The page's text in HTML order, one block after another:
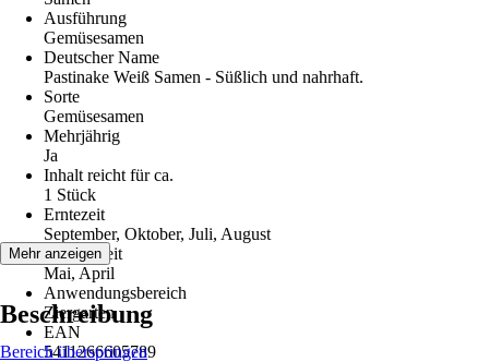
Ausführung
Gemüsesamen
Deutscher Name
Pastinake Weiß Samen - Süßlich und nahrhaft.
Sorte
Gemüsesamen
Mehrjährig
Ja
Inhalt reicht für ca.
1 Stück
Erntezeit
September, Oktober, Juli, August
Aussaatzeit
Mai, April
Anwendungsbereich
Ziergarten
EAN
5411266605789
Mehr anzeigen
Beschreibung
Bereich überspringen